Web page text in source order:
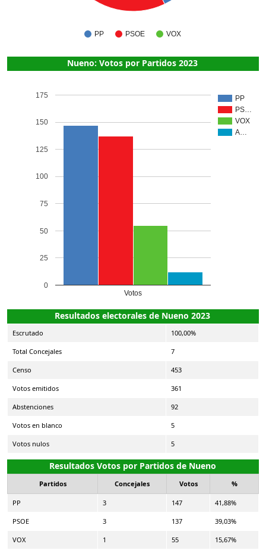
PP PSOE VOX
Nueno: Votos por Partidos 2023
PP
PS…
VOX
A…
Votos
0
25
50
75
100
125
150
175
Resultados electorales de Nueno 2023
Escrutado 100,00%
Total Concejales 7
Censo 453
Votos emitidos 361
Abstenciones 92
Votos en blanco 5
Votos nulos 5
Resultados Votos por Partidos de Nueno
Partidos Concejales Votos %
PP 3 147 41,88%
PSOE 3 137 39,03%
VOX 1 55 15,67%